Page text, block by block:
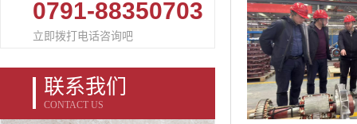
0791-88350703
立即拨打电话咨询吧
联系我们
CONTACT US